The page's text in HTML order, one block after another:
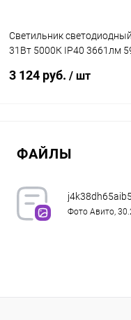
Светильник
31Вт 5000К IP40 3661лм
3 124 руб. / шт
В избранное
ФАЙЛЫ
Фото Авито,